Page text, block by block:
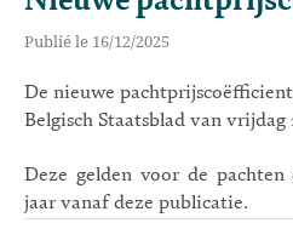
Publié le 16/12/2025
De nieuwe
Belgisch Staatsblad van vrijdag
Deze gelden voor de
jaar vanaf deze publicatie.